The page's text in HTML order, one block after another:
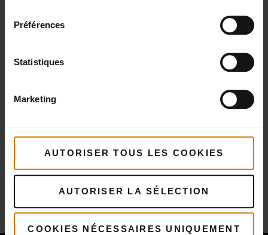
Préférences
Statistiques
Marketing
AUTORISER TOUS LES COOKIES
AUTORISER LA SÉLECTION
COOKIES NÉCESSAIRES UNIQUEMENT
Plusrecettes
Vous pourriez aussi aimer